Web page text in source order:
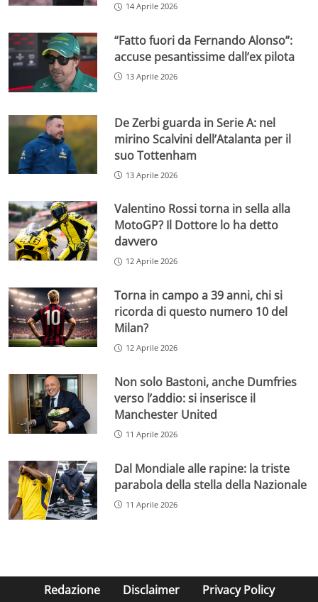
14 Aprile 2026
“Fatto fuori da Fernando Alonso”:
accuse pesantissime dall’ex pilota
13 Aprile 2026
De Zerbi guarda in Serie A: nel
mirino Scalvini dell’Atalanta per il
suo Tottenham
13 Aprile 2026
Valentino Rossi torna in sella alla
MotoGP? Il Dottore lo ha detto
davvero
12 Aprile 2026
Torna in campo a 39 anni, chi si
ricorda di questo numero 10 del
Milan?
12 Aprile 2026
Non solo Bastoni, anche Dumfries
verso l’addio: si inserisce il
Manchester United
11 Aprile 2026
Dal Mondiale alle rapine: la triste
parabola della stella della Nazionale
11 Aprile 2026
Redazione Disclaimer Privacy Policy